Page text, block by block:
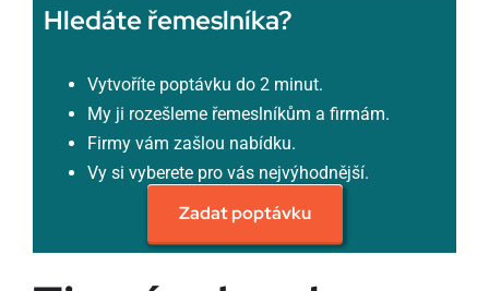
Hledáte řemeslníka?
Vytvoříte poptávku do 2 minut.
My ji rozešleme řemeslníkům a firmám.
Firmy vám zašlou nabídku.
Vy si vyberete pro vás nejvýhodnější.
Zadat poptávku